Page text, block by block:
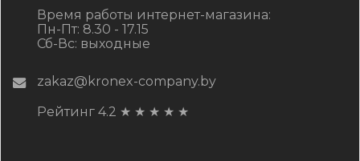
Время работы интернет-магазина:
Пн-Пт: 8.30 - 17.15
Сб-Вс: выходные
zakaz@kronex-company.by
Рейтинг 4.2 ★ ★ ★ ★ ★